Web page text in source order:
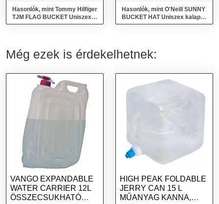
Hasonlók, mint Tommy Hilfiger
TJM FLAG BUCKET Uniszex
kalap, kék, méret
Hasonlók, mint O'Neill SUNNY
BUCKET HAT Uniszex kalap,
lila, méret
Még ezek is érdekelhetnek:
VANGO EXPANDABLE
WATER CARRIER 12L
ÖSSZECSUKHATÓ
HIGH PEAK FOLDABLE
JERRY CAN 15 L
MŰANYAG KANNA,